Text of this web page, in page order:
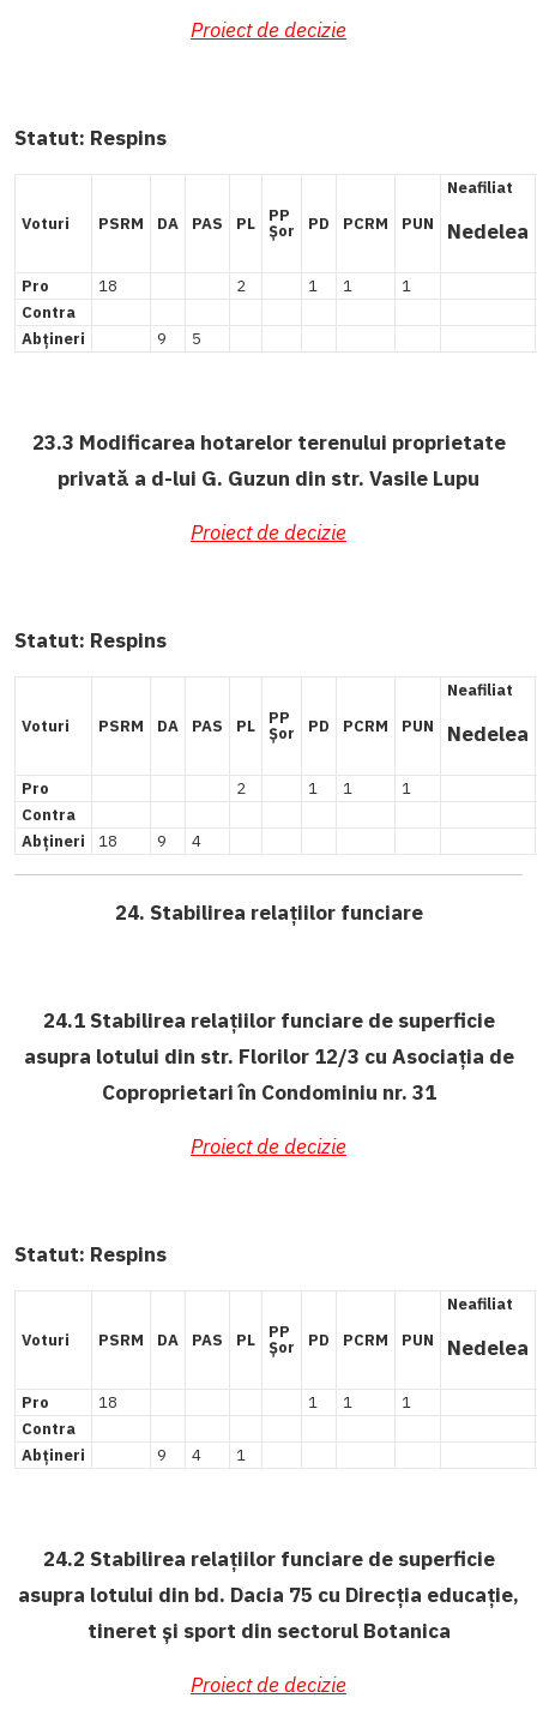
Proiect de decizie
Statut: Respins
Voturi PSRM DA PAS PL PP
Șor PD PCRM PUN
Neafiliat
Nedelea
Pro 18 2 1 1
1
Contra
Abțineri
9 5
23.3 Modificarea hotarelor terenului proprietate
privată a d-lui G. Guzun din str. Vasile Lupu
Proiect de decizie
Statut: Respins
Voturi PSRM DA PAS PL PP
Șor PD PCRM PUN
Neafiliat
Nedelea
Pro 2 1 1
1
Contra
Abțineri
18 9 4
24. Stabilirea relațiilor funciare
24.1 Stabilirea relațiilor funciare de superficie
asupra lotului din str. Florilor 12/3 cu Asociația de
Coproprietari în Condominiu nr. 31
Proiect de decizie
Statut: Respins
Voturi PSRM DA PAS PL PP
Șor PD PCRM PUN
Neafiliat
Nedelea
Pro 18 1 1
1
Contra
Abțineri
9 4 1
24.2 Stabilirea relațiilor funciare de superficie
asupra lotului din bd. Dacia 75 cu Direcția educație,
tineret și sport din sectorul Botanica
Proiect de decizie